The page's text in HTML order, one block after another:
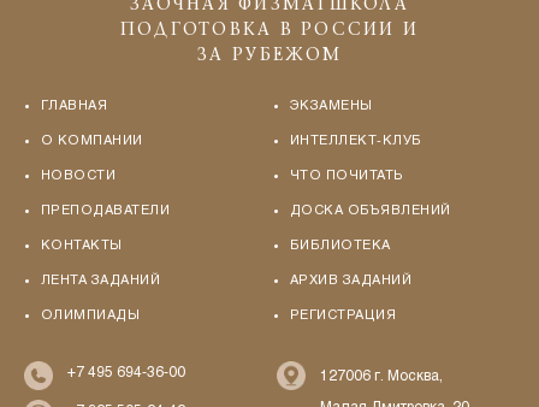
ЗАОЧНАЯ ФИЗМАТШКОЛА
ПОДГОТОВКА В РОССИИ И
ЗА РУБЕЖОМ
ГЛАВНАЯ
О КОМПАНИИ
НОВОСТИ
ПРЕПОДАВАТЕЛИ
КОНТАКТЫ
ЛЕНТА ЗАДАНИЙ
ОЛИМПИАДЫ
ЭКЗАМЕНЫ
ИНТЕЛЛЕКТ-КЛУБ
ЧТО ПОЧИТАТЬ
ДОСКА ОБЪЯВЛЕНИЙ
БИБЛИОТЕКА
АРХИВ ЗАДАНИЙ
РЕГИСТРАЦИЯ
+7 495 694-36-00 127006 г. Москва,